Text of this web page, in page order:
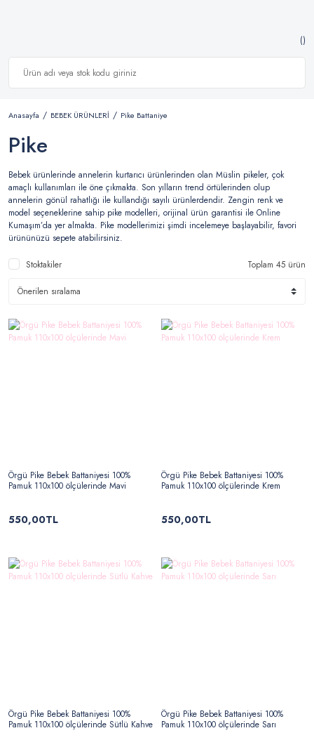
Anasayfa BEBEK ÜRÜNLERİ Pike Battaniye
Pike
Bebek ürünlerinde annelerin kurtarıcı ürünlerinden olan Müslin pikeler, çok
amaçlı kullanımları ile öne çıkmakta. Son yılların trend örtülerinden olup
annelerin gönül rahatlığı ile kullandığı sayılı ürünlerdendir. Zengin renk ve
model seçeneklerine sahip pike modelleri, orijinal ürün garantisi ile Online
Kumaşım’da yer almakta. Pike modellerimizi şimdi incelemeye başlayabilir, favori
ürününüzü sepete atabilirsiniz.
Stoktakiler Toplam 45 ürün
Örgü Pike Bebek Battaniyesi 100%
Pamuk 110x100 ölçülerinde Mavi
550,00TL
Örgü Pike Bebek Battaniyesi 100%
Pamuk 110x100 ölçülerinde Krem
550,00TL
Örgü Pike Bebek Battaniyesi 100%
Pamuk 110x100 ölçülerinde Sütlü Kahve
Örgü Pike Bebek Battaniyesi 100%
Pamuk 110x100 ölçülerinde Sarı